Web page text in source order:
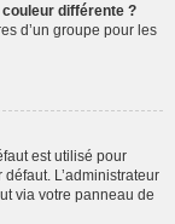
différente ?
d’un groupe pour les
est utilisé pour
L’administrateur
via votre panneau de